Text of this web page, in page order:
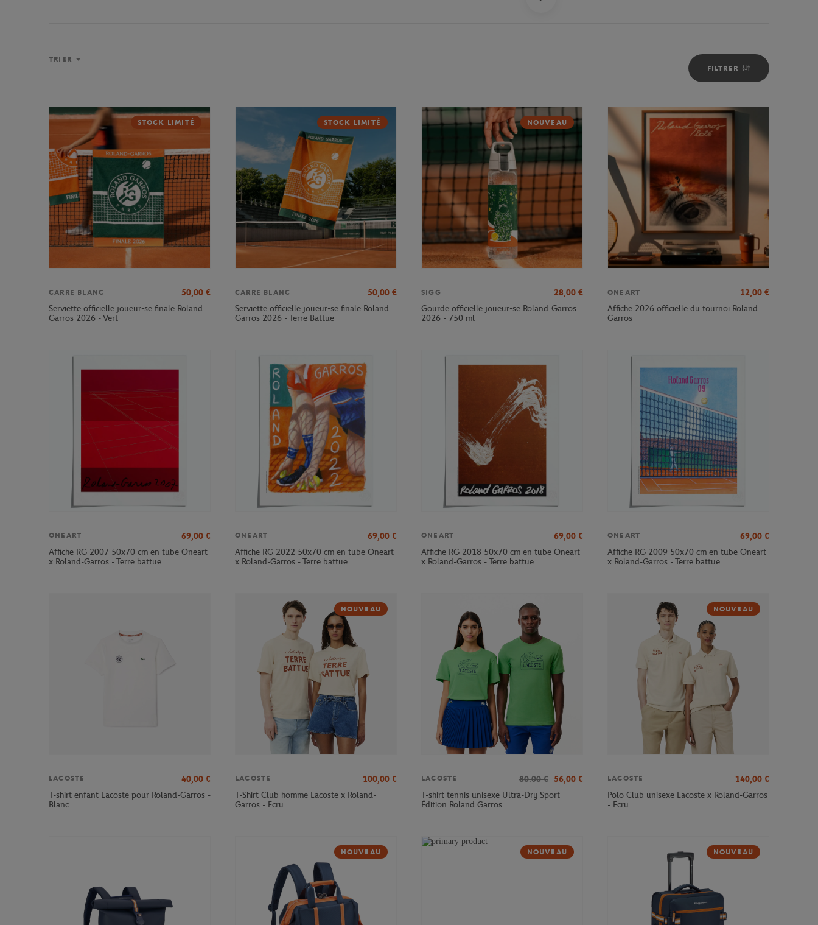
FILTRER
TRIER
STOCK LIMITÉ
CARRE BLANC 50,00 €
Serviette officielle joueur•se finale Roland-
Garros 2026 - Vert
STOCK LIMITÉ
CARRE BLANC 50,00 €
Serviette officielle joueur•se finale Roland-
Garros 2026 - Terre Battue
NOUVEAU
SIGG 28,00 €
Gourde officielle joueur•se Roland-Garros
2026 - 750 ml
ONEART 12,00 €
Affiche 2026 officielle du tournoi Roland-
Garros
ONEART 69,00 €
Affiche RG 2007 50x70 cm en tube Oneart
x Roland-Garros - Terre battue
ONEART 69,00 €
Affiche RG 2022 50x70 cm en tube Oneart
x Roland-Garros - Terre battue
ONEART 69,00 €
Affiche RG 2018 50x70 cm en tube Oneart
x Roland-Garros - Terre battue
ONEART 69,00 €
Affiche RG 2009 50x70 cm en tube Oneart
x Roland-Garros - Terre battue
LACOSTE 40,00 €
T-shirt enfant Lacoste pour Roland-Garros -
Blanc
NOUVEAU
LACOSTE 100,00 €
T-Shirt Club homme Lacoste x Roland-
Garros - Ecru
LACOSTE 80.00 € 56,00 €
T-shirt tennis unisexe Ultra-Dry Sport
Édition Roland Garros
NOUVEAU
LACOSTE 140,00 €
Polo Club unisexe Lacoste x Roland-Garros
- Ecru
NOUVEAU NOUVEAU NOUVEAU